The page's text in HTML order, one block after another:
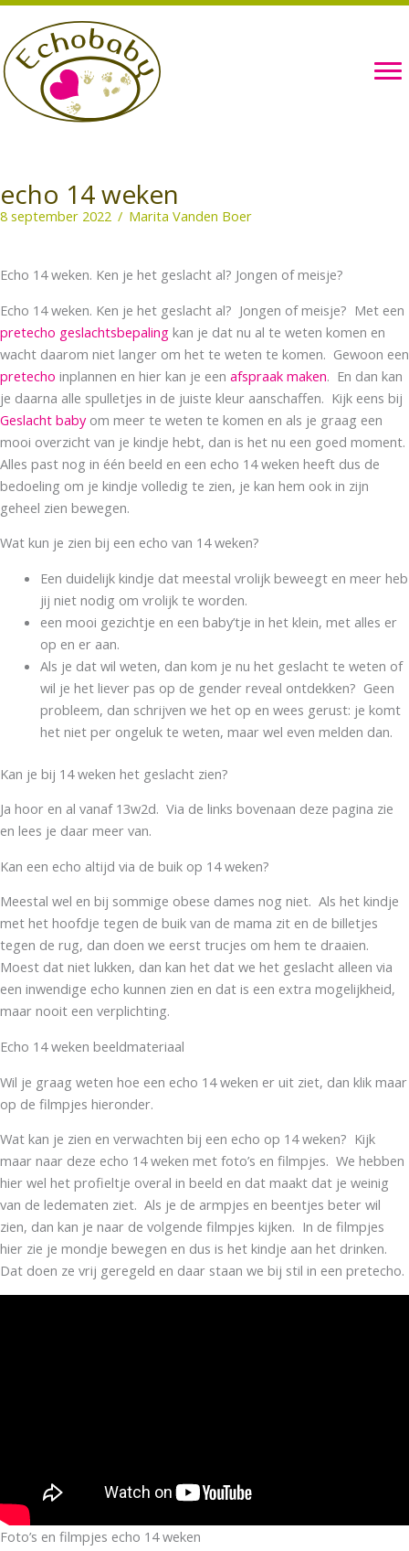
Ga
naar
de
inhoud
echo 14 weken
8 september 2022 / Marita Vanden Boer
Echo 14 weken. Ken je het geslacht al? Jongen of meisje?
Echo 14 weken. Ken je het geslacht al? Jongen of meisje? Met een
pretecho geslachtsbepaling kan je dat nu al te weten komen en
wacht daarom niet langer om het te weten te komen. Gewoon een
pretecho inplannen en hier kan je een afspraak maken. En dan kan
je daarna alle spulletjes in de juiste kleur aanschaffen. Kijk eens bij
Geslacht babyom meer te weten te komen en als je graag een
mooi overzicht van je kindje hebt, dan is het nu een goed moment.
Alles past nog in één beeld en een echo 14 weken heeft dus de
bedoeling om je kindje volledig te zien, je kan hem ook in zijn
geheel zien bewegen.
Wat kun je zien bij een echo van 14 weken?
Een duidelijk kindje dat meestal vrolijk beweegt en meer heb
jij niet nodig om vrolijk te worden.
een mooi gezichtje en een baby’tje in het klein, met alles er
op en er aan.
Als je dat wil weten, dan kom je nu het geslacht te weten of
wil je het liever pas op de gender reveal ontdekken? Geen
probleem, dan schrijven we het op en wees gerust: je komt
het niet per ongeluk te weten, maar wel even melden dan.
Kan je bij 14 weken het geslacht zien?
Ja hoor en al vanaf 13w2d. Via de links bovenaan deze pagina zie
en lees je daar meer van.
Kan een echo altijd via de buik op 14 weken?
Meestal wel en bij sommige obese dames nog niet. Als het kindje
met het hoofdje tegen de buik van de mama zit en de billetjes
tegen de rug, dan doen we eerst trucjes om hem te draaien.
Moest dat niet lukken, dan kan het dat we het geslacht alleen via
een inwendige echo kunnen zien en dat is een extra mogelijkheid,
maar nooit een verplichting.
Echo 14 weken beeldmateriaal
Wil je graag weten hoe een echo 14 weken er uit ziet, dan klik maar
op de filmpjes hieronder.
Wat kan je zien en verwachten bij een echo op 14 weken? Kijk
maar naar deze echo 14 weken met foto’s en filmpjes. We hebben
hier wel het profieltje overal in beeld en dat maakt dat je weinig
van de ledematen ziet. Als je de armpjes en beentjes beter wil
zien, dan kan je naar de volgende filmpjes kijken. In de filmpjes
hier zie je mondje bewegen en dus is het kindje aan het drinken.
Dat doen ze vrij geregeld en daar staan we bij stil in een pretecho.
Foto’s en filmpjes echo 14 weken